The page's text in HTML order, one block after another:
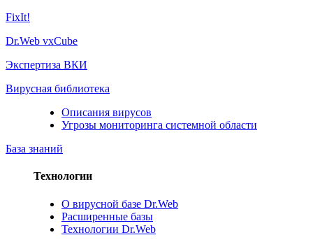
FixIt!
Dr.Web vxCube
Экспертиза ВКИ
Вирусная библиотека
Описания вирусов
Угрозы мониторинга системной области
База знаний
Технологии
О вирусной базе Dr.Web
Расширенные базы
Технологии Dr.Web